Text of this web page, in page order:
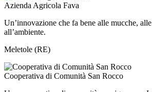
Azienda Agricola Fava
Un’innovazione che fa bene alle mucche,
all’ambiente.
Meletole (RE)
Cooperativa di Comunità San Rocco